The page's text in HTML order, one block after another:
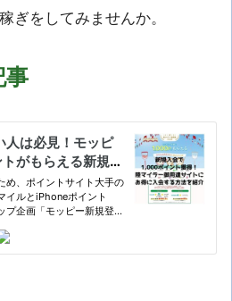
ぎをしてみませんか。
事